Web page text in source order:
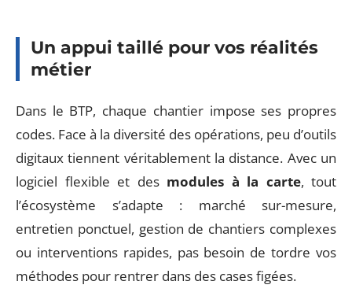
Un appui taillé pour vos réalités
métier
Dans le BTP, chaque chantier impose ses propres
codes. Face à la diversité des opérations, peu d’outils
digitaux tiennent véritablement la distance. Avec un
logiciel flexible et des modules à la carte, tout
l’écosystème s’adapte : marché sur-mesure,
entretien ponctuel, gestion de chantiers complexes
ou interventions rapides, pas besoin de tordre vos
méthodes pour rentrer dans des cases figées.